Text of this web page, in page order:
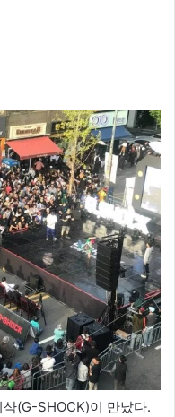
(G-SHOCK)이 만났다.